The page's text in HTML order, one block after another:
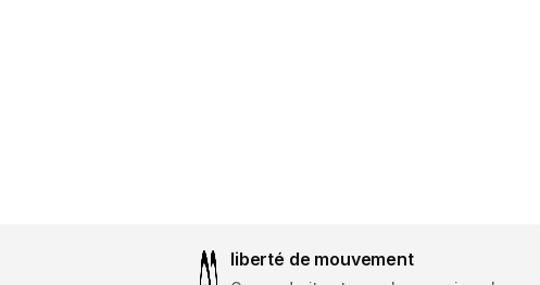
liberté de mouvement